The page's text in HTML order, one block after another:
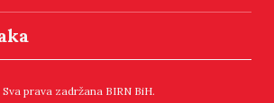
prava zadržana BIRN BiH.